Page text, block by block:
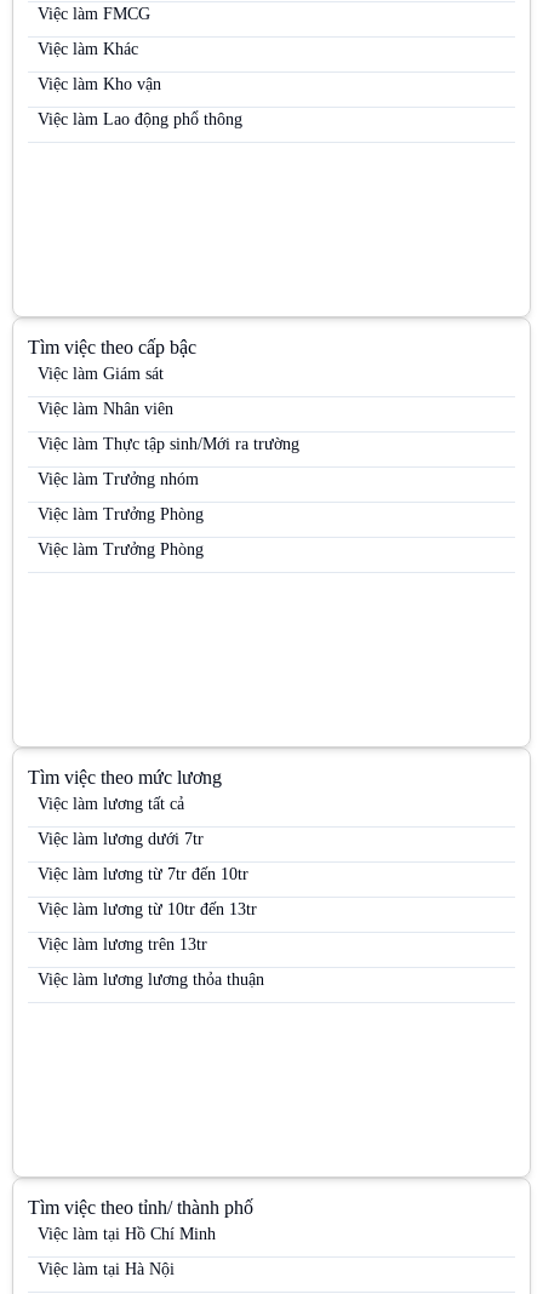
Việc làm Nhân viên kinh doanh điện máy
Việc làm Nhân viên kinh doanh hàng tiêu dùng
Việc làm Nhân viên kinh doanh kênh MT
Việc làm Nhân viên kinh doanh mỹ phẩm
Việc làm Nhân viên kinh doanh thị trường
Việc làm Nhân viên tiếp thị
Việc làm Nhân viên trưng bày
Việc làm Nhân viên Trưng bày
Việc làm Nhân viên tư vấn bán hàng / Tư vấn viên
Việc làm Nhân viên tư vấn bán hàng ngành Dược / OTC / ETC
Việc làm Nhân viên văn phòng
Việc làm PG
Việc làm PG / PB Bán hàng
Việc làm Trưng bày
Việc làm Trưởng nhóm kinh doanh (Sales Team Leader)
Việc làm Trưởng nhóm PG
Việc làm Việc làm kho vận
Việc làm Việc làm sinh viên
Việc làm Việc làm thời vụ
Việc làm Việc làm văn phòng
Việc làm FMCG
Việc làm Khác
Việc làm Kho vận
Việc làm Lao động phổ thông
Tìm việc theo cấp bậc
Việc làm Giám sát
Việc làm Nhân viên
Việc làm Thực tập sinh/Mới ra trường
Việc làm Trưởng nhóm
Việc làm Trưởng Phòng
Việc làm Trưởng Phòng
Tìm việc theo mức lương
Việc làm lương tất cả
Việc làm lương dưới 7tr
Việc làm lương từ 7tr đến 10tr
Việc làm lương từ 10tr đến 13tr
Việc làm lương trên 13tr
Việc làm lương lương thỏa thuận
Tìm việc theo tỉnh/ thành phố
Việc làm tại Hồ Chí Minh
Việc làm tại Hà Nội